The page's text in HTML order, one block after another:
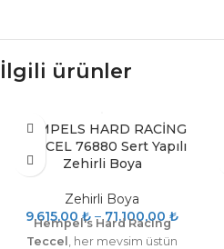
İlgili ürünler
HEMPELS HARD RACİNG
TECCEL 76880 Sert Yapılı
Zehirli Boya
Zehirli Boya
9.615,00₺ –71.100,00 ₺
Hempel's Hard Racing
Teccel , her mevsim üstün